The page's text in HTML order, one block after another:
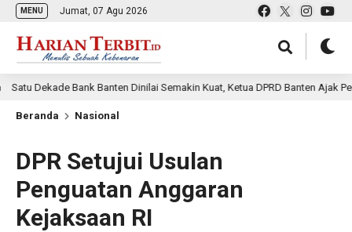
MENU Jumat, 07 Agu 2026
Bank Banten Dinilai Semakin Kuat, Ketua DPRD Banten Ajak Pemda
Beranda Nasional
DPR Setujui Usulan
Penguatan Anggaran
Kejaksaan RI